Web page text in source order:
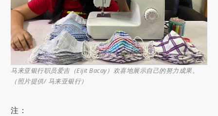
马来亚银行职员爱吉（Eijit Bacay）欢喜地展示自己的努力成果。
（照片提供/ 马来亚银行）
注：